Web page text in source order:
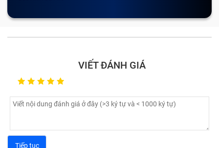
Trong quá trình sử dụng, laptop thường gặp phải một
số vấn đề từ nhẹ đến nặng cần được kiểm tra và sửa
chữa kịp thời như dưới đây.
Không Lên Nguồn
VIẾT ĐÁNH GIÁ